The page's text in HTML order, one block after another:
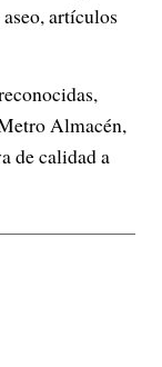
artículos
Almacén,
de calidad a